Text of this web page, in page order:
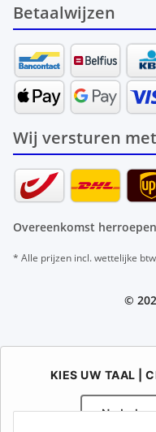
Betaalwijzen
Wij versturen met
Overeenkomst herroepen
* Alle prijzen incl. wettelijke
©
KIES UW TAAL |